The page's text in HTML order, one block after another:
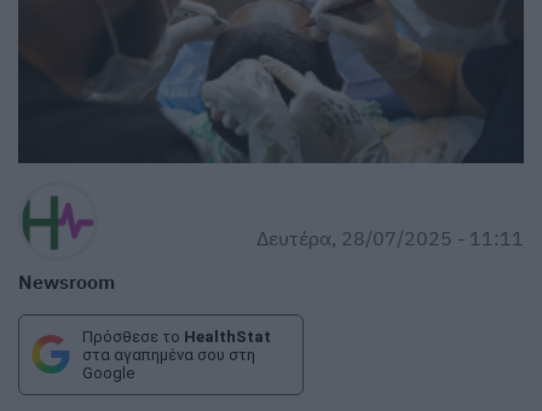
Newsroom
Δευτέρα, 28/07/2025 - 11:11
Πρόσθεσε το HealthStat
στα αγαπημένα σου στη
Google